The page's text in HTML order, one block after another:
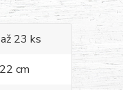
23 ks
cm